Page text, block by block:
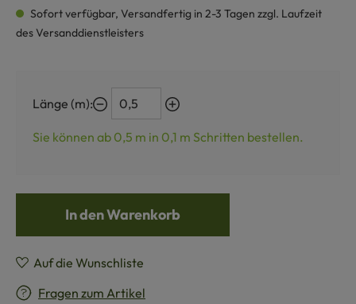
Sofort verfügbar, Versandfertig in 2-3 Tagen zzgl. Laufzeit
des Versanddienstleisters
Länge (m):
Sie können ab 0,5 m in 0,1 m Schritten bestellen.
In den Warenkorb
Auf die Wunschliste
Fragen zum Artikel